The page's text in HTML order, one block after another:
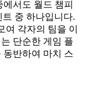
서도 월드 챔피
중 하나입니다.
각자의 팀을 이
단순한 게임 플
동반하여 마치 스